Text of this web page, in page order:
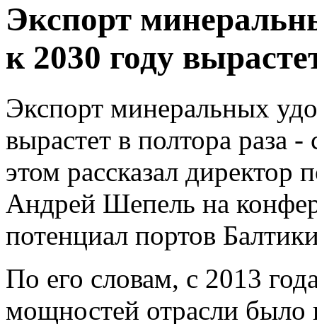
Экспорт
к 2030 году
Экспорт минеральных
вырастет в полтора раза
этом рассказал
Андрей Шепель на
потенциал портов
По его словам, с 2013
мощностей отрасли было